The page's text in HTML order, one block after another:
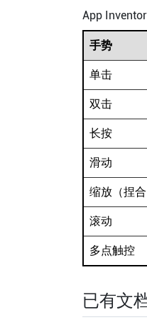
App
手势
单击
双击
长按
滑动
缩放（捏合
滚动
多点触控
已有文